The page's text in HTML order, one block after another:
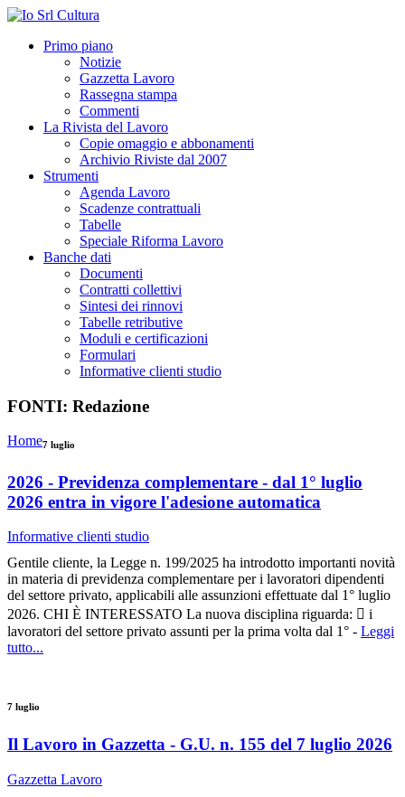
Primo piano
Notizie
Gazzetta Lavoro
Rassegna stampa
Commenti
La Rivista del Lavoro
Copie omaggio e abbonamenti
Archivio Riviste dal 2007
Strumenti
Agenda Lavoro
Scadenze contrattuali
Tabelle
Speciale Riforma Lavoro
Banche dati
Documenti
Contratti collettivi
Sintesi dei rinnovi
Tabelle retributive
Moduli e certificazioni
Formulari
Informative clienti studio
FONTI: Redazione
Home7 luglio
2026 - Previdenza complementare - dal 1° luglio
2026 entra in vigore l'adesione automatica
Informative clienti studio
Gentile cliente, la Legge n. 199/2025 ha introdotto importanti novità
in materia di previdenza complementare per i lavoratori dipendenti
del settore privato, applicabili alle assunzioni effettuate dal 1° luglio
2026. CHI È INTERESSATO La nuova disciplina riguarda:  i
lavoratori del settore privato assunti per la prima volta dal 1° - Leggi
tutto...
7 luglio
Il Lavoro in Gazzetta - G.U. n. 155 del 7 luglio 2026
Gazzetta Lavoro